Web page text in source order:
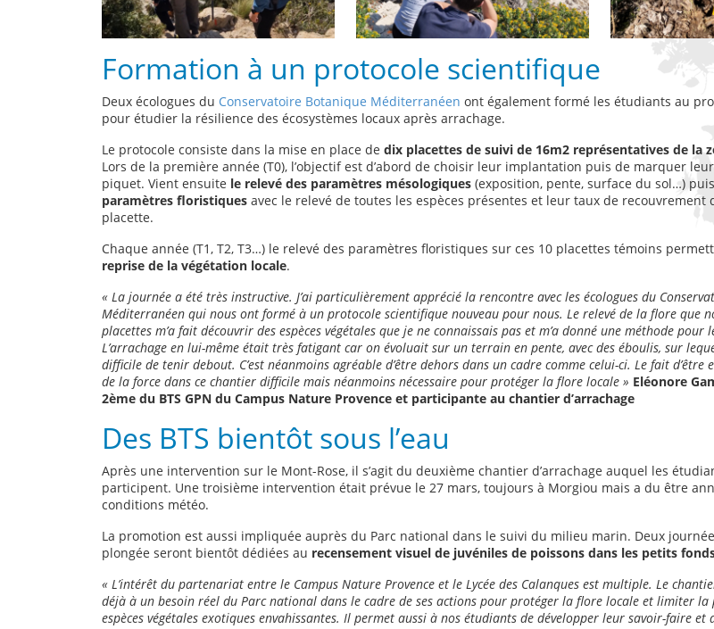
Formation à un protocole scientifique
Deux écologues du Conservatoire Botanique Méditerranéen ont également formé les étudiants au
pour étudier la résilience des écosystèmes locaux après arrachage.
Le protocole consiste dans la mise en place de dix placettes de suivi de 16m2 représentatives de la
Lors de la première année (T0), l’objectif est d’abord de choisir leur implantation puis de marquer
piquet. Vient ensuite le relevé des paramètres mésologiques (exposition, pente, surface du sol…) puis
paramètres floristiques avec le relevé de toutes les espèces présentes et leur taux de recouvrement
placette.
Chaque année (T1, T2, T3…) le relevé des paramètres floristiques sur ces 10 placettes témoins
reprise de la végétation locale.
« La journée a été très instructive. J’ai particulièrement apprécié la rencontre avec les écologues du
Méditerranéen qui nous ont formé à un protocole scientifique nouveau pour nous. Le relevé de la flore que
placettes m’a fait découvrir des espèces végétales que je ne connaissais pas et m’a donné une méthode pour
L’arrachage en lui-même était très fatigant car on évoluait sur un terrain en pente, avec des éboulis, sur
difficile de tenir debout. C’est néanmoins agréable d’être dehors dans un cadre comme celui-ci. Le fait d’être
de la force dans ce chantier difficile mais néanmoins nécessaire pour protéger la flore locale » Eléonore
2ème du BTS GPN du Campus Nature Provence et participante au chantier d’arrachage
Des BTS bientôt sous l’eau
Après une intervention sur le Mont-Rose, il s’agit du deuxième chantier d’arrachage auquel les
participent. Une troisième intervention était prévue le 27 mars, toujours à Morgiou mais a du être
conditions météo.
La promotion est aussi impliquée auprès du Parc national dans le suivi du milieu marin. Deux
plongée seront bientôt dédiées au recensement visuel de juvéniles de poissons dans les petits
« L’intérêt du partenariat entre le Campus Nature Provence et le Lycée des Calanques est multiple. Le
déjà à un besoin réel du Parc national dans le cadre de ses actions pour protéger la flore locale et limiter la
espèces végétales exotiques envahissantes. Il permet aussi à nos étudiants de développer leur savoir-faire et